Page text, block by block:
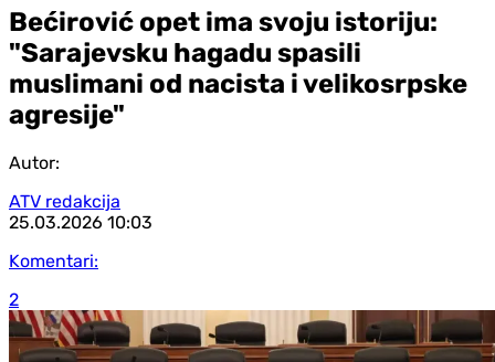
Bećirović opet ima svoju istoriju:
"Sarajevsku hagadu spasili
muslimani od nacista i velikosrpske
agresije"
Autor:
ATV redakcija
25.03.2026 10:03
Komentari:
2